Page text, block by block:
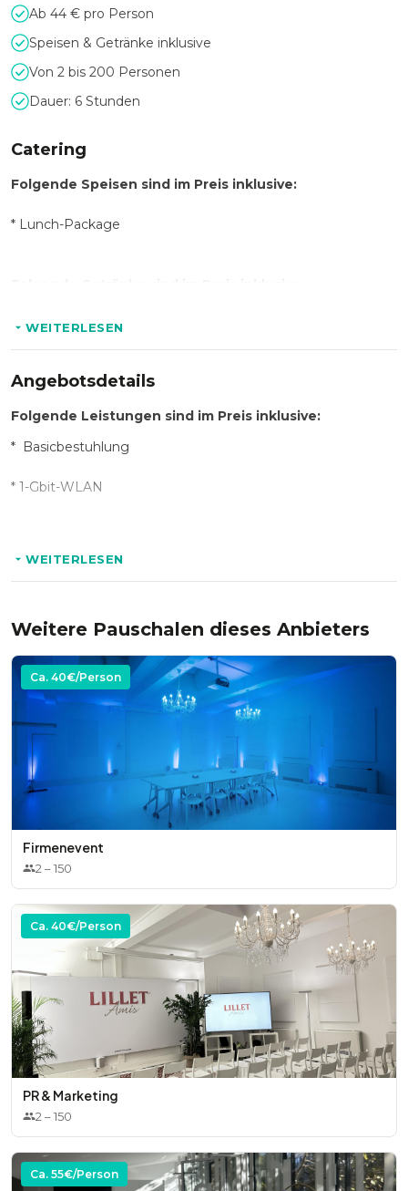
Ab 44 € pro Person
Speisen & Getränke inklusive
Von 2 bis 200 Personen
Dauer: 6 Stunden
Catering
Folgende Speisen sind im Preis inklusive:
* Lunch-Package
WEITERLESEN
Angebotsdetails
Folgende Leistungen sind im Preis inklusive:
* Basicbestuhlung
* 1-Gbit-WLAN
* Flipchart
* Klima
Optional:
* Podest
* Mikrofon
* Moderator
* Dekoration
* Shuttle, u.v.m
WEITERLESEN
Weitere Pauschalen dieses Anbieters
Ca. 40€/Person
Firmenevent
2 –150
Ca. 40€/Person
PR & Marketing
2 –150
Ca. 55€/Person